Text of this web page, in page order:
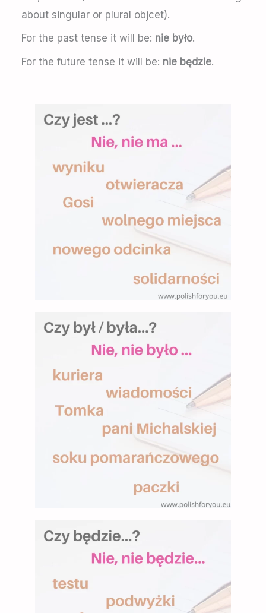
about singular or plural objcet).
For the past tense it will be: nie było.
For the future tense it will be: nie będzie.